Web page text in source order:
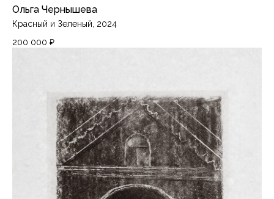
Ольга Чернышева
Красный и Зеленый, 2024
200 000 ₽